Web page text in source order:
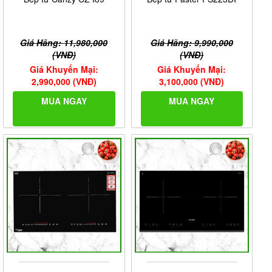
Giá Hãng: 11,980,000
(VNĐ)
Giá Khuyến Mại:
2,990,000 (VNĐ)
MUA NGAY
Giá Hãng: 9,990,000
(VNĐ)
Giá Khuyến Mại:
3,100,000 (VNĐ)
MUA NGAY